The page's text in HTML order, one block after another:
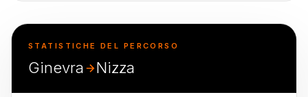
STATISTICHE DEL PERCORSO
Ginevra Nizza